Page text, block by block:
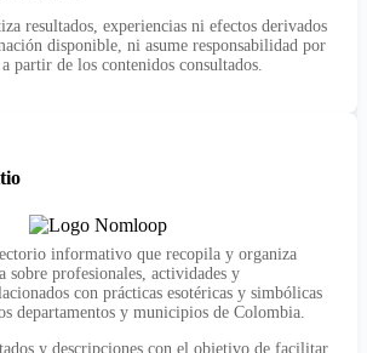
resultados, experiencias ni efectos derivados
disponible, ni asume responsabilidad por
partir de los contenidos consultados.
informativo que recopila y organiza
sobre profesionales, actividades y
con prácticas esotéricas y simbólicas
departamentos y municipios de Colombia.
y descripciones con el objetivo de facilitar